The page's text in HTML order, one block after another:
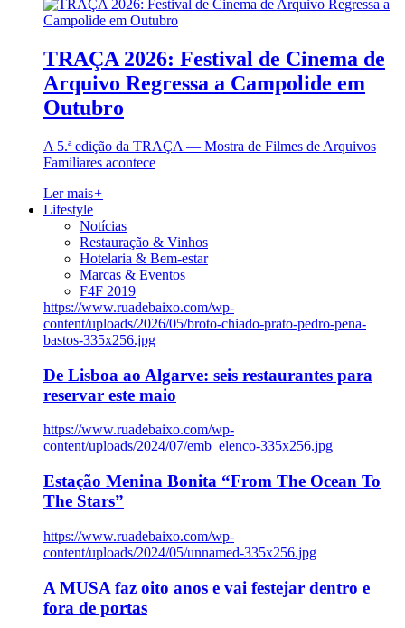
TRAÇA 2026: Festival de Cinema de
Arquivo Regressa a Campolide em
Outubro
A 5.ª edição da TRAÇA — Mostra de Filmes de Arquivos
Familiares acontece
Ler mais+
Lifestyle
Notícias
Restauração & Vinhos
Hotelaria & Bem-estar
Marcas & Eventos
F4F 2019
https://www.ruadebaixo.com/wp-
content/uploads/2026/05/broto-chiado-prato-pedro-pena-
bastos-335x256.jpg
De Lisboa ao Algarve: seis restaurantes para
reservar este maio
https://www.ruadebaixo.com/wp-
content/uploads/2024/07/emb_elenco-335x256.jpg
Estação Menina Bonita “From The Ocean To
The Stars”
https://www.ruadebaixo.com/wp-
content/uploads/2024/05/unnamed-335x256.jpg
A MUSA faz oito anos e vai festejar dentro e
fora de portas